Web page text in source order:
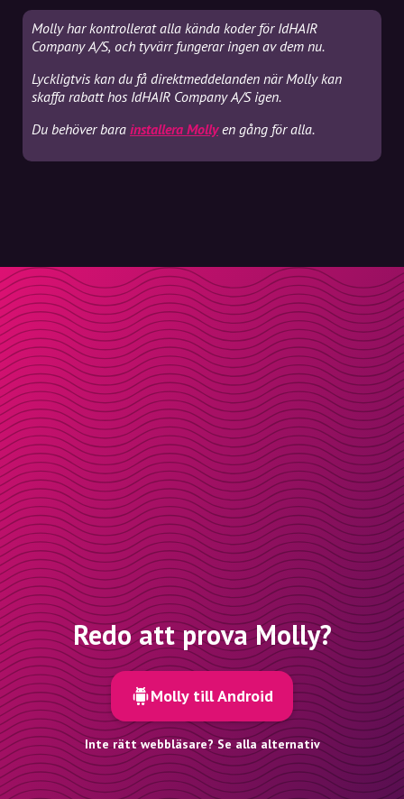
Molly har kontrollerat alla kända koder för IdHAIR
Company A/S, och tyvärr fungerar ingen av dem nu.
Lyckligtvis kan du få direktmeddelanden när Molly kan
skaffa rabatt hos IdHAIR Company A/S igen.
Du behöver bara installera Mollyen gång för alla.
Redo att prova Molly?
Molly till Android
Inte rätt webbläsare? Se alla alternativ